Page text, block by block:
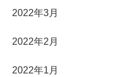
2022年3月
2022年2月
2022年1月